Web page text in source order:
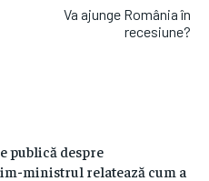
Va ajunge România în
recesiune?
publică despre
ministrul relatează cum a